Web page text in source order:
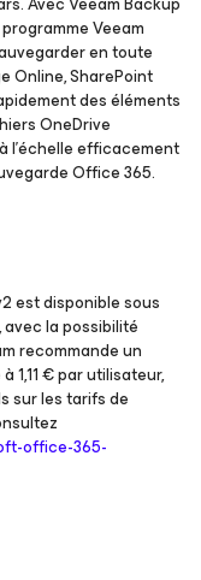
Veeam
en toute
Online, SharePoint
des éléments
OneDrive
l’échelle efficacement
Office 365.
est disponible sous
avec la possibilité
recommande un
1,11 € par utilisateur,
sur les tarifs de
office-365-